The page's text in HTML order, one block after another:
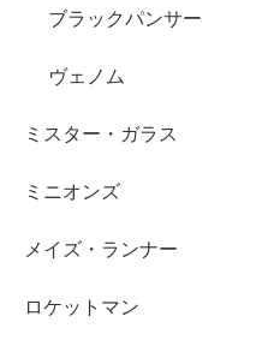
ブラックパンサー
ヴェノム
ミスター・ガラス
ミニオンズ
メイズ・ランナー
ロケットマン